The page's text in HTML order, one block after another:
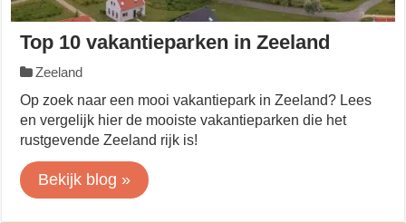
Top 10 vakantieparken in Zeeland
Zeeland
Op zoek naar een mooi vakantiepark in Zeeland? Lees
en vergelijk hier de mooiste vakantieparken die het
rustgevende Zeeland rijk is!
Bekijk blog »